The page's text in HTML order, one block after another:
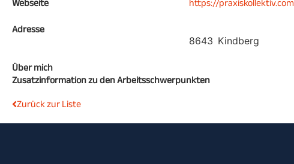
Webseite https://praxiskollektiv.com
Adresse
8643 Kindberg
Über mich
Zusatzinformation zu den Arbeitsschwerpunkten
Zurück zur Liste